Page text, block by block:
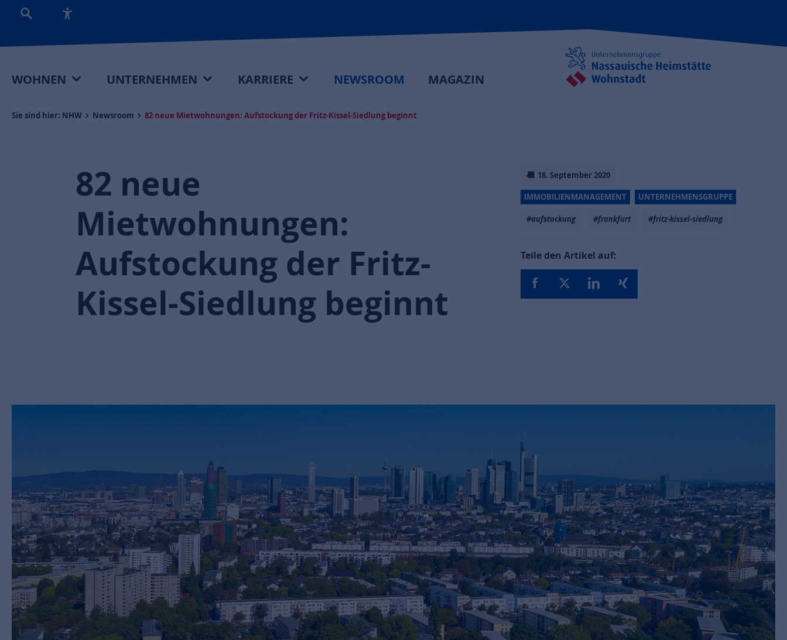
WOHNEN UNTERNEHMEN KARRIERE NEWSROOM MAGAZIN
Sie sind hier: NHW Newsroom 82 neue Mietwohnungen: Aufstockung der Fritz-Kissel-Siedlung beginnt
18. September 2020
IMMOBILIENMANAGEMENT UNTERNEHMENSGRUPPE
#aufstockung #frankfurt #fritz-kissel-siedlung
Teile den Artikel auf:
82 neue
Mietwohnungen:
Aufstockung der Fritz-
Kissel-Siedlung beginnt